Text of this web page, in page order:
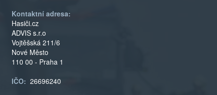
Kontaktní adresa:
Hasiči.cz
ADVIS s.r.o
Vojtěšská 211/6
Nové Město
110 00 - Praha 1
IČO: 26696240